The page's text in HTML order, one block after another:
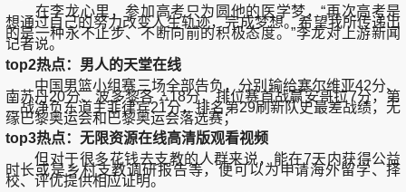
在李龙心里，参加高考只为圆他的医学梦，“再次高考是
想通过自己的努力改变人生轨迹，完成梦想。希望我所传递出
的是一种永不止步、不断向前的积极态度。”李龙对上游新闻
记者说。
top2热点：男人的天堂在线
中国男篮小组赛三场全部告负，分别输给塞尔维亚42分、
南苏丹20分、波多黎各 ⛼18分，排位赛首战赢安哥拉7分，第
二战净负东道主菲律宾21分，排名第29刷新队史最差战绩，无
缘巴黎奥运会和巴黎奥运会落选赛；
top3热点：无限资源在线高清版观看视频
但对于很多花钱去支教的人群来说，能在7天内获得公益
时长或是乡村支教调研报告等，便可以为申请海外留学、择
校、评优提供相应证明。